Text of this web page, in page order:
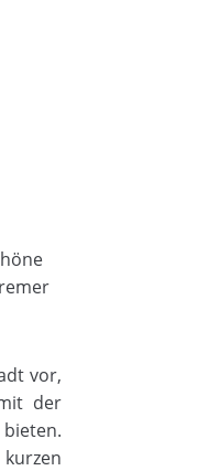
vor,
der